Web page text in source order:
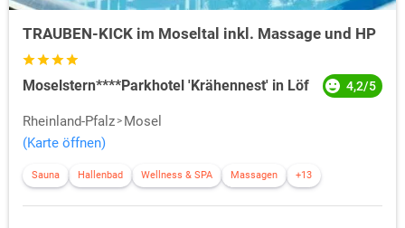
TRAUBEN-KICK im Moseltal inkl. Massage und HP
Moselstern****Parkhotel 'Krähennest' in Löf 4,2/5
Rheinland-Pfalz
Mosel
(Karte öffnen)
Sauna Hallenbad Wellness & SPA Massagen +13